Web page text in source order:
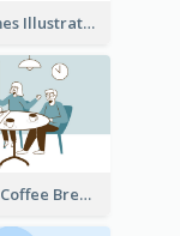
Play Games Illustration
Enjoying Coffee Break Illustration